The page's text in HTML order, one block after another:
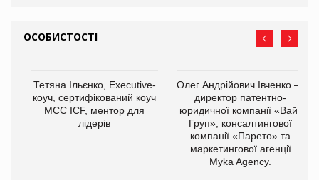
ОСОБИСТОСТІ
Тетяна Ільєнко, Executive-
коуч, сертифікований коуч
МСС ICF, ментор для
лідерів
Олег Андрійович Івченко —
директор патентно-
юридичної компанії «Вайз
Груп», консалтингової
компанії «Парето» та
маркетингової агенції
Myka Agency.